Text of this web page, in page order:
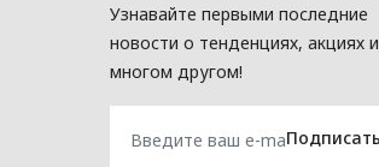
Узнавайте первыми последние
новости о тенденциях, акциях и
многом другом!